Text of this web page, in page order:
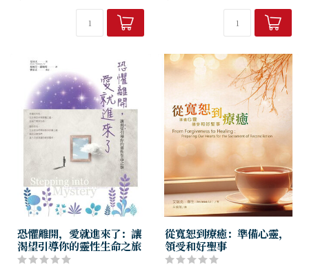
傳統與特色外；作者們也多次
引用各傳統的原典，讓讀者對
這些經典之作能有第一手...
傳統與特色外；作者們也多次
引用各傳統的原典，讓讀者對
這些經典之作能有第一手...
恐懼離開，愛就進來了：讓
渴望引導你的靈性生命之旅
從寬恕到療癒：準備心靈，
領受和好聖事